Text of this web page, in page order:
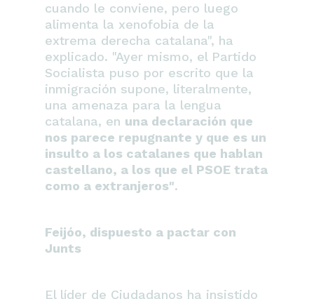
cuando le conviene, pero luego
alimenta la xenofobia de la
extrema derecha catalana", ha
explicado. "Ayer mismo, el Partido
Socialista puso por escrito que la
inmigración supone, literalmente,
una amenaza para la lengua
catalana, en una declaración que
nos parece repugnante y que es un
insulto a los catalanes que hablan
castellano, a los que el PSOE trata
como a extranjeros".
Feijóo, dispuesto a pactar con
Junts
El líder de Ciudadanos ha insistido